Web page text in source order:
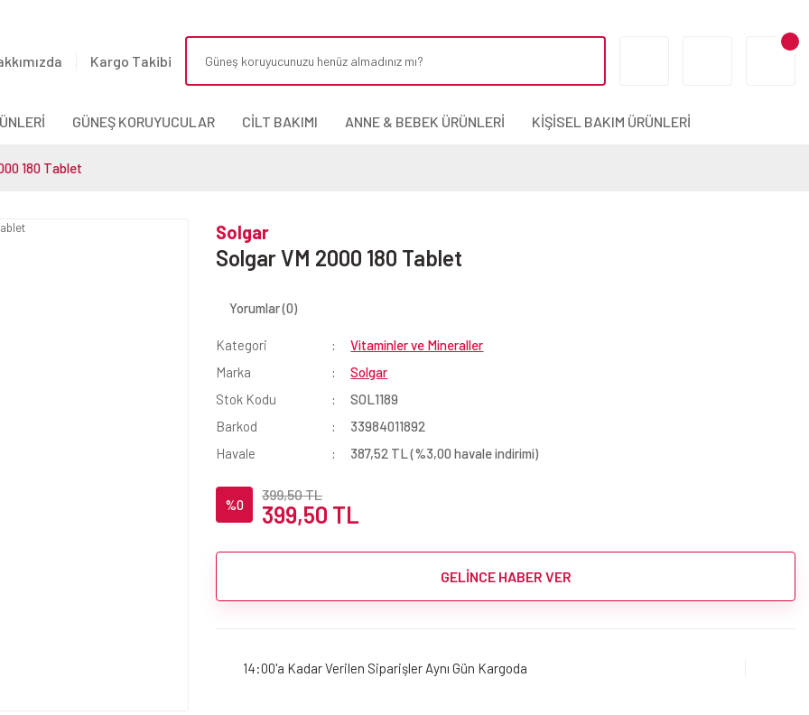
Kargo Takibi
GÜNEŞ KORUYUCULAR CİLT BAKIMI ANNE & BEBEK ÜRÜNLERİ KİŞİSEL BAKIM ÜRÜNLERİ
180 Tablet
Solgar
Solgar VM 2000 180 Tablet
Yorumlar (0)
Kategori
Vitaminler ve Mineraller
Marka
Solgar
Stok Kodu
SOL1189
Barkod
33984011892
Havale
387,52 TL (%3,00 havale indirimi)
%0
399,50 TL
399,50 TL
GELİNCE HABER VER
14:00'a Kadar Verilen Siparişler Aynı Gün Kargoda